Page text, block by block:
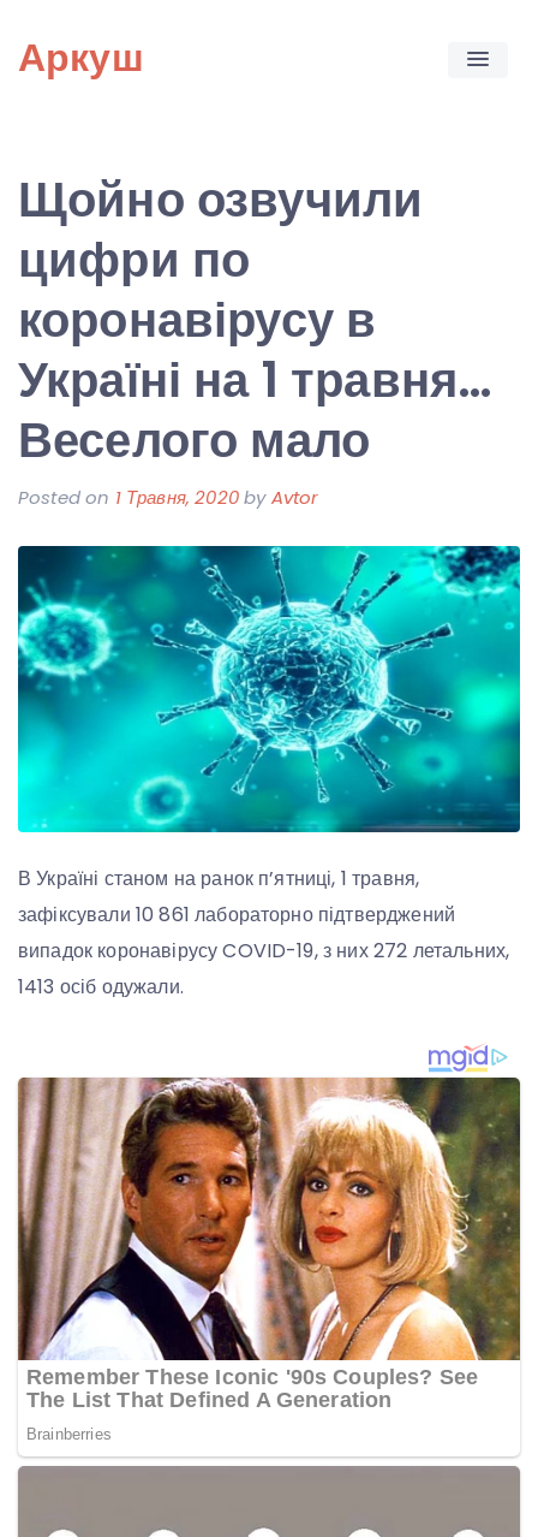
content
Аркуш
Щойно озвучили
цифри по
коронавірусу в
Україні на 1 травня…
Веселого мало
Posted on 1 Травня, 2020byAvtor
В Україні станом на ранок п’ятниці, 1 травня,
зафіксували 10 861 лабораторно підтверджений
випадок коронавірусу COVID-19, з них 272 летальних,
1413 осіб одужали.